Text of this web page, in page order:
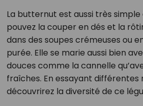
La butternut est aussi très simple
pouvez la couper en dés et la
dans des soupes crémeuses ou
purée. Elle se marie aussi bien
douces comme la cannelle
fraîches. En essayant différentes
découvrirez la diversité de ce